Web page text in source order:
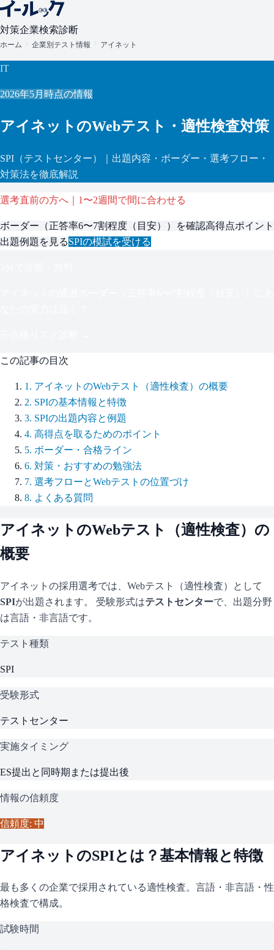
対策企業検索診断
ホーム 企業別テスト情報 アイネット
IT
2026年5月 時点の情報
アイネット のWebテスト・適性検査対策
SPI （テストセンター）
｜出題内容・ボーダー・選考フロー・
対策法を徹底解説
選考直前の方へ｜1〜2週間で間に合わせる
ボーダー（正答率6〜7割程度（目安） ）を確認高得点ポイント
出題例題を見るSPIの模試を受ける
この記事の目次
1 . アイネットのWebテスト（適性検査）の概要
2. SPIの基本情報と特徴
3. SPIの出題内容と例題
4. 高得点を取るためのポイント
5. ボーダー・合格ライン
6. 対策・おすすめの勉強法
7. 選考フローとWebテストの位置づけ
8. よくある質問
アイネット のWebテスト（適性検査）の
概要
アイネット の採用選考では、Webテスト（適性検査）として
SPIが出題されます。 受験形式はテストセンターで、 出題分野
は言語・非言語です。
テスト種類
SPI
受験形式
テストセンター
実施タイミング
ES提出と同時期または提出後
情報の信頼度
信頼度: 中
アイネット のSPIとは？基本情報と特徴
最も多くの企業で採用されている適性検査。言語・非言語・性
格検査で構成。
試験時間